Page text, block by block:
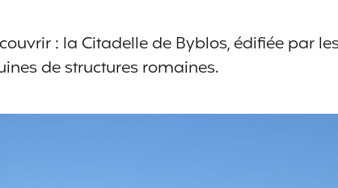
: la Citadelle de Byblos, édifiée par
de structures romaines.